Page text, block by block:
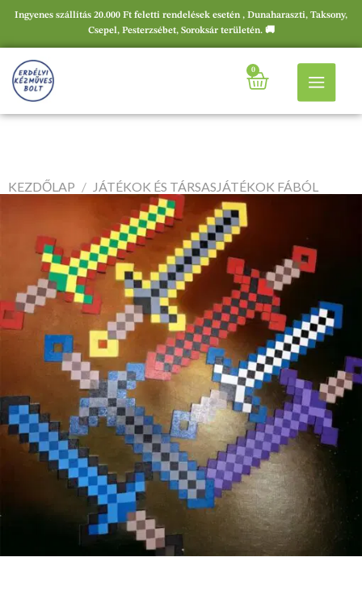
Ingyenes szállítás 20.000 Ft feletti rendelések esetén , Dunaharaszti, Taksony,
Csepel, Pesterzsébet, Soroksár területén. 🚚
0
KEZDŐLAP / JÁTÉKOK ÉS TÁRSASJÁTÉKOK FÁBÓL